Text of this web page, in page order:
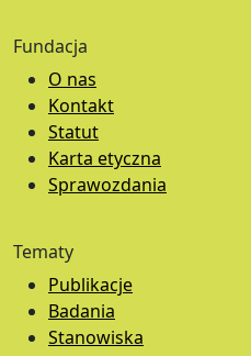
Fundacja
O nas
Kontakt
Statut
Karta etyczna
Sprawozdania
Tematy
Publikacje
Badania
Stanowiska